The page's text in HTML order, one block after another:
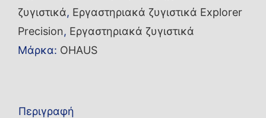
ζυγιστικά, Εργαστηριακά ζυγιστικά Explorer
Precision, Εργαστηριακά ζυγιστικά
Μάρκα: OHAUS
Περιγραφή